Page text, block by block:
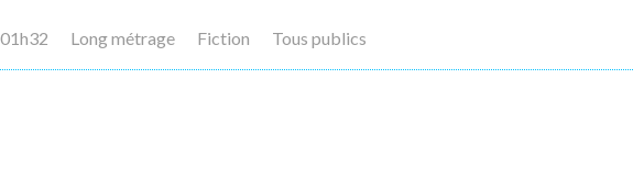
01h32 Long métrage Fiction Tous publics